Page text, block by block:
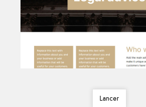
Lancer